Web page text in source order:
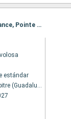
Itinerario : Pointe a pitre (Guadalupe), St Kitts, Tortola, Santo Domingo, Philipsburg, Fort-de-France, Pointe a pitre (Guadalupe)
estándar
Pointe a pitre (Guadalupe)